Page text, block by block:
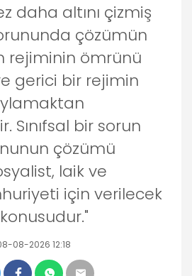
daha altını çizmiş
çözümün
rejiminin ömrünü
gerici bir rejimin
Sınıfsal bir sorun
çözümü
laik ve
için verilecek
08-2026 12:18